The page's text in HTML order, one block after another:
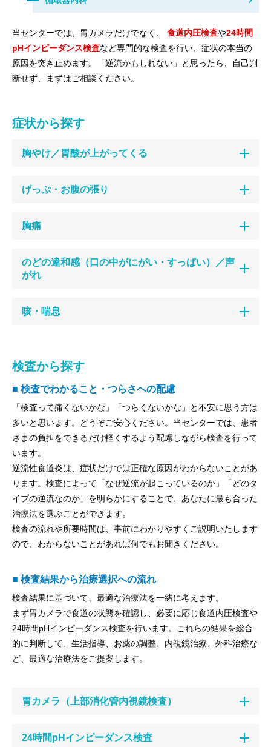
当センターでは、胃カメラだけでなく、 食道内圧検査や24時間
pHインピーダンス検査など専門的な検査を行い、症状の本当の
原因を突き止めます。「逆流かもしれない」と思ったら、自己判
断せず、まずはご相談ください。
症状から探す
胸やけ／胃酸が上がってくる
げっぷ・お腹の張り
胸痛
のどの違和感（口の中がにがい・すっぱい）／声
がれ
咳・喘息
検査から探す
■ 検査でわかること・つらさへの配慮
「検査って痛くないかな」「つらくないかな」と不安に思う方は
多いと思います。どうぞご安心ください。当センターでは、患者
さまの負担をできるだけ軽くするよう配慮しながら検査を行って
います。
逆流性食道炎は、症状だけでは正確な原因がわからないことがあ
ります。検査によって「なぜ逆流が起こっているのか」「どのタ
イプの逆流なのか」を明らかにすることで、あなたに最も合った
治療法を選ぶことができます。
検査の流れや所要時間は、事前にわかりやすくご説明いたします
ので、わからないことがあれば何でもお聞きください。
■ 検査結果から治療選択への流れ
検査結果に基づいて、最適な治療法を一緒に考えます。
まず胃カメラで食道の状態を確認し、必要に応じ食道内圧検査や
24時間pHインピーダンス検査を行います。これらの結果を総合
的に判断して、生活指導、お薬の調整、内視鏡治療、外科治療な
ど、最適な治療法をご提案します。
胃カメラ（上部消化管内視鏡検査）
24時間pHインピーダンス検査